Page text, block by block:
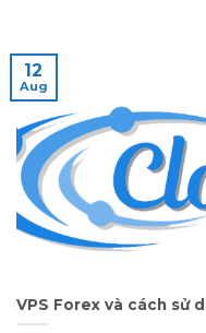
VPS Forex và cách sử
12
Aug